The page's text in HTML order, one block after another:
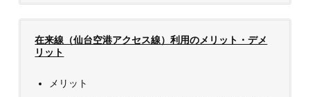
在来線（仙台空港アクセス線）利用のメリット・デメ
リット
メリット